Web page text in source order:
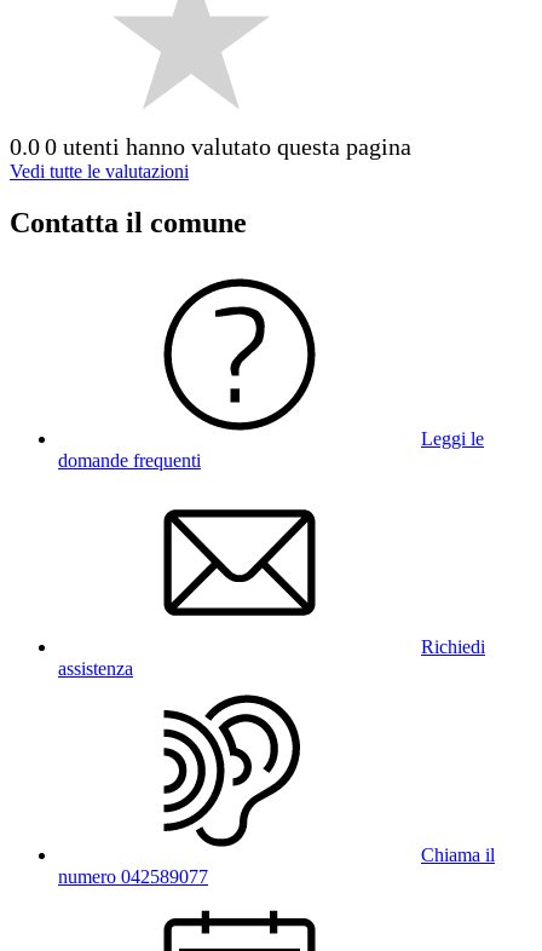
0.00 utenti hanno valutato questa pagina
Vedi tutte le valutazioni
Contatta il comune
Leggi le
domande frequenti
Richiedi
assistenza
Chiama il
numero 042589077